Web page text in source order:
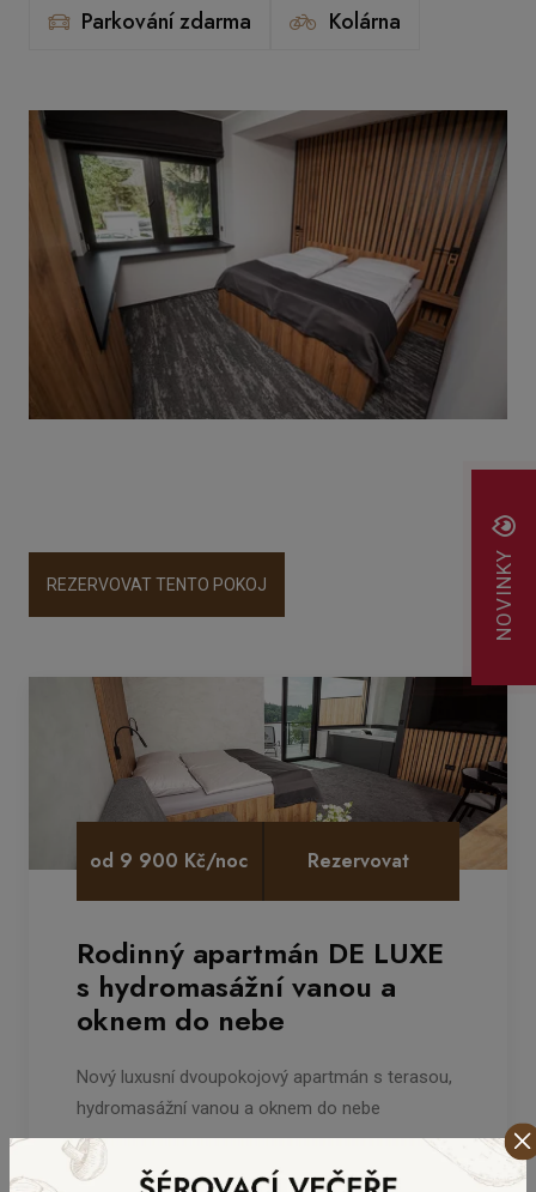
od 9 900 Kč/noc Rezervovat
Rodinný apartmán DE LUXE
s hydromasážní vanou a
oknem do nebe
Nový luxusní dvoupokojový apartmán s terasou,
hydromasážní vanou a oknem do nebe
Parkování zdarma
Kolárna
REZERVOVAT TENTO POKOJ NOVINKY